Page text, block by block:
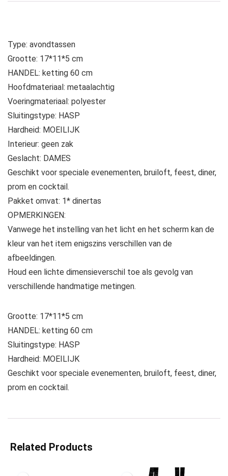
Type: avondtassen
Grootte: 17*11*5 cm
HANDEL: ketting 60 cm
Hoofdmateriaal: metaalachtig
Voeringmateriaal: polyester
Sluitingstype: HASP
Hardheid: MOEILIJK
Interieur: geen zak
Geslacht: DAMES
Geschikt voor speciale evenementen, bruiloft, feest, diner,
prom en cocktail.
Pakket omvat: 1* dinertas
OPMERKINGEN:
Vanwege het instelling van het licht en het scherm kan de
kleur van het item enigszins verschillen van de
afbeeldingen.
Houd een lichte dimensieverschil toe als gevolg van
verschillende handmatige metingen.
Grootte: 17*11*5 cm
HANDEL: ketting 60 cm
Sluitingstype: HASP
Hardheid: MOEILIJK
Geschikt voor speciale evenementen, bruiloft, feest, diner,
prom en cocktail.
Related Products